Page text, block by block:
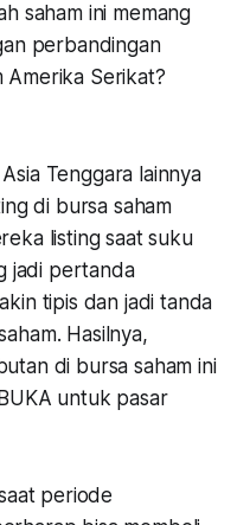
saham ini memang
perbandingan
Amerika Serikat?
Tenggara lainnya
di bursa saham
listing saat suku
jadi pertanda
tipis dan jadi tanda
Hasilnya,
di bursa saham ini
untuk pasar
periode